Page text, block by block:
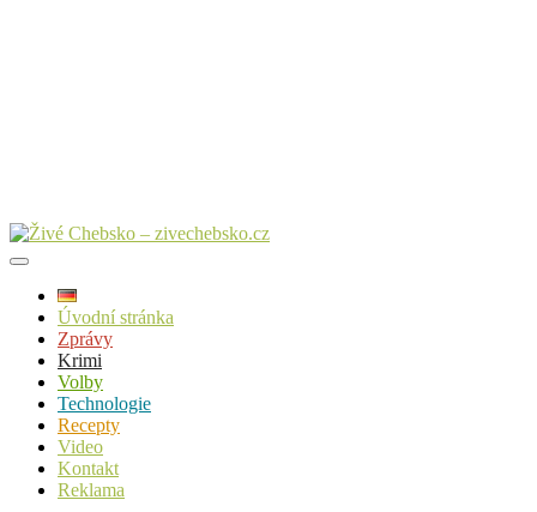
Úvodní stránka
Zprávy
Krimi
Volby
Technologie
Recepty
Video
Kontakt
Reklama